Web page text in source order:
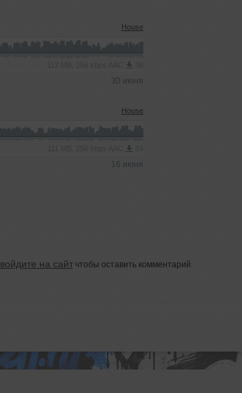
House
30 июня
House
16 июня
войдите на сайтчтобы оставить комментарий